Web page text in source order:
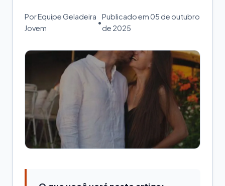
Por Equipe Geladeira
Jovem
•
Publicado em 05 de outubro
de 2025